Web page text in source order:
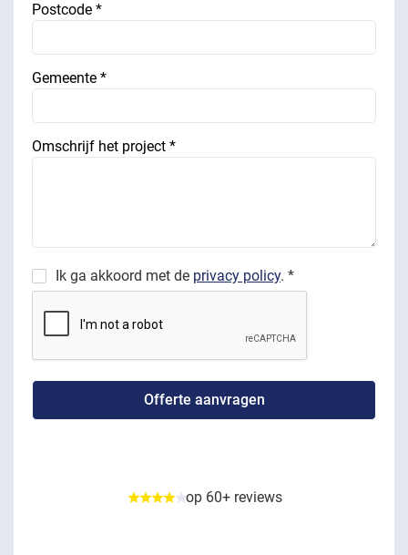
Postcode *
Gemeente *
Omschrijf het project *
Ik ga akkoord met de privacy policy. *
op 60+ reviews